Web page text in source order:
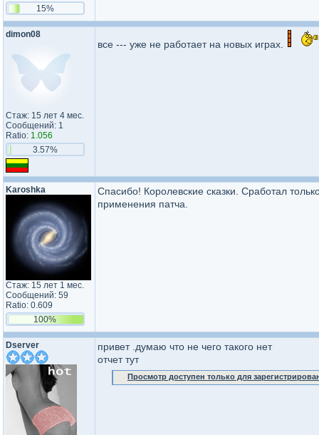
15%
dimon08
Стаж: 15 лет 4 мес.
Сообщений: 1
Ratio: 1.056
3.57%
все --- уже не работает на новых играх.
Karoshka
Стаж: 15 лет 1 мес.
Сообщений: 59
Ratio: 0.609
100%
Спасибо! Королевские сказки. Сработал
применения патча.
Dserver
привет .думаю что не чего такого нет
отчет тут
Просмотр доступен только для